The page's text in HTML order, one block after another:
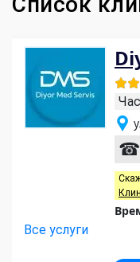
☎
Все услуги